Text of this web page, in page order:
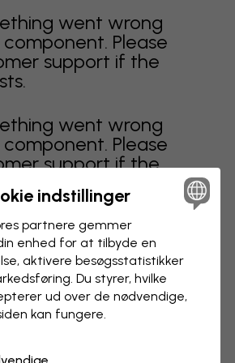
went wrong
Please
support if the
went wrong
Please
support if the
side 1 af 3 sider
indstillinger
partnere gemmer
enhed for at tilbyde en
aktivere besøgs­statistikker
Du styrer, hvilke
ud over de nødvendige,
kan fungere.